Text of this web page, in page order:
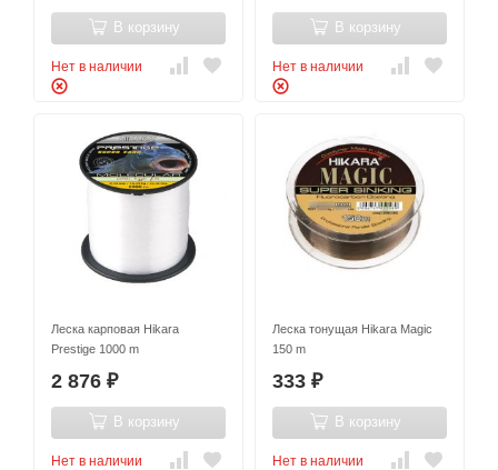
В корзину
Нет в наличии
В корзину
Нет в наличии
Леска карповая Hikara
Prestige 1000 m
2 876 ₽
В корзину
Нет в наличии
Леска тонущая Hikara Magic
150 m
333 ₽
В корзину
Нет в наличии